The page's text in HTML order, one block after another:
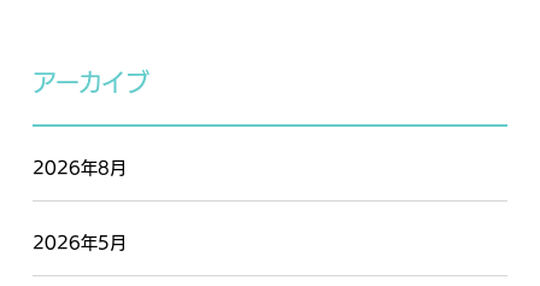
アーカイブ
2026年8月
2026年5月